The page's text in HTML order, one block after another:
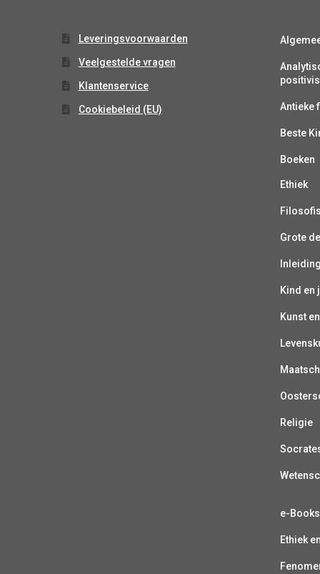
Leveringsvoorwaarden
Veelgestelde vragen
Klantenservice
Cookiebeleid (EU) Antieke
Beste
Boeken
Ethiek
Grote
Kind en
Kunst
Religie
e-Books
Ethiek